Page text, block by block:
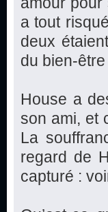
a tout
deux
du bien-
House a
son ami, et
La
regard de
capturé :